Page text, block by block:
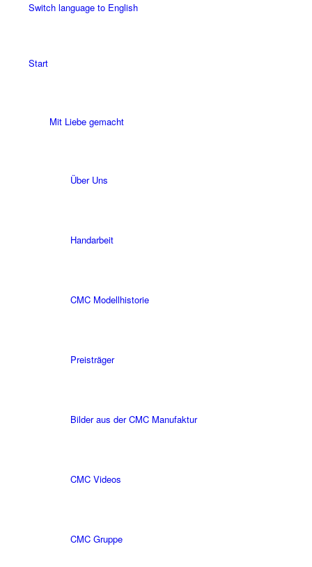
Switch language to English
Start
Mit Liebe gemacht
Über Uns
Handarbeit
CMC Modellhistorie
Preisträger
Bilder aus der CMC Manufaktur
CMC Videos
CMC Gruppe